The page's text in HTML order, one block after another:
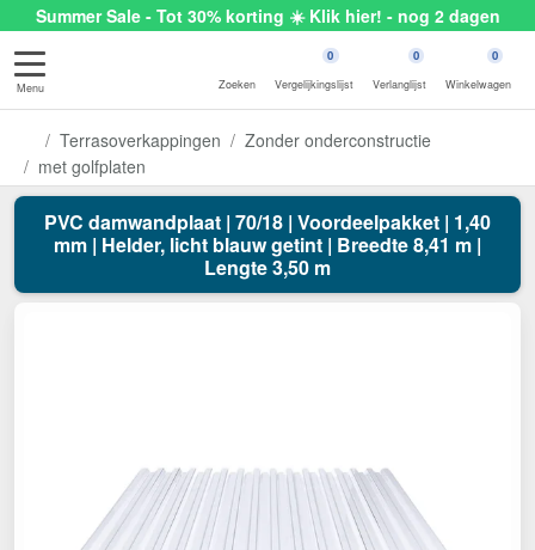
Summer Sale - Tot 30% korting ☀️ Klik hier! - nog 2 dagen
Menu Zoeken
0
Vergelijkingslijst
0
Verlanglijst
0
Winkelwagen
Terrasoverkappingen
Zonder onderconstructie
met golfplaten
PVC damwandplaat | 70/18 | Voordeelpakket | 1,40
mm | Helder, licht blauw getint | Breedte 8,41 m |
Lengte 3,50 m